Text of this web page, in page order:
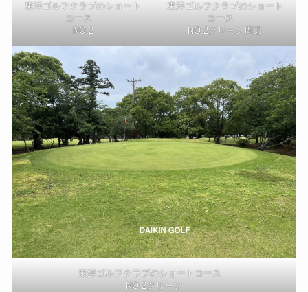
東洋ゴルフクラブのショート
コース
NO.2
東洋ゴルフクラブのショート
コース
NO.2グリーン周辺
東洋ゴルフクラブのショートコース
NO.2グリーン